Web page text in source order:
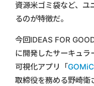
資源米ゴミ袋など、ユ
るのが特徴だ。
今回IDEAS FOR
に開発したサーキュ
可視化アプリ「
取締役を務める野崎衛